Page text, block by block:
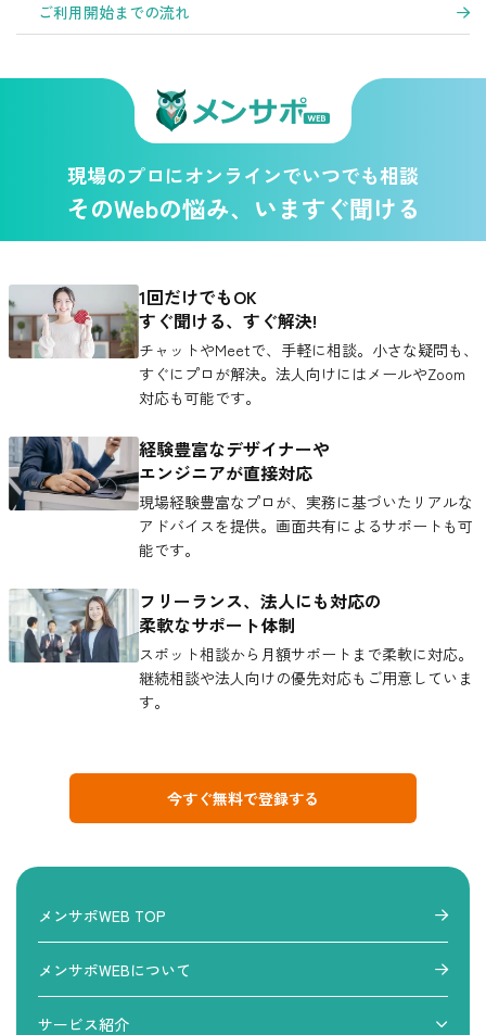
ご利用開始までの流れ
現場のプロにオンラインでいつでも相談
そのWebの悩み、いますぐ聞ける
1回だけでもOK
すぐ聞ける、すぐ解決!
チャットやMeetで、手軽に相談。小さな疑問も、
すぐにプロが解決。法人向けにはメールやZoom
対応も可能です。
経験豊富なデザイナーや
エンジニアが直接対応
現場経験豊富なプロが、実務に基づいたリアルな
アドバイスを提供。画面共有によるサポートも可
能です。
フリーランス、法人にも対応の
柔軟なサポート体制
スポット相談から月額サポートまで柔軟に対応。
継続相談や法人向けの優先対応もご用意していま
す。
今すぐ無料で登録する
メンサポWEB TOP
メンサポWEBについて
サービス紹介